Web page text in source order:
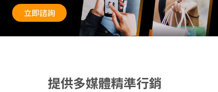
立即諮詢
提供多媒體精準行銷